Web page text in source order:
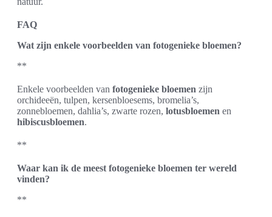
FAQ
Wat zijn enkele voorbeelden van fotogenieke bloemen?
**
Enkele voorbeelden van fotogenieke bloemen zijn
orchideeën, tulpen, kersenbloesems, bromelia’s,
zonnebloemen, dahlia’s, zwarte rozen, lotusbloemen en
hibiscusbloemen.
**
Waar kan ik de meest fotogenieke bloemen ter wereld
vinden?
**